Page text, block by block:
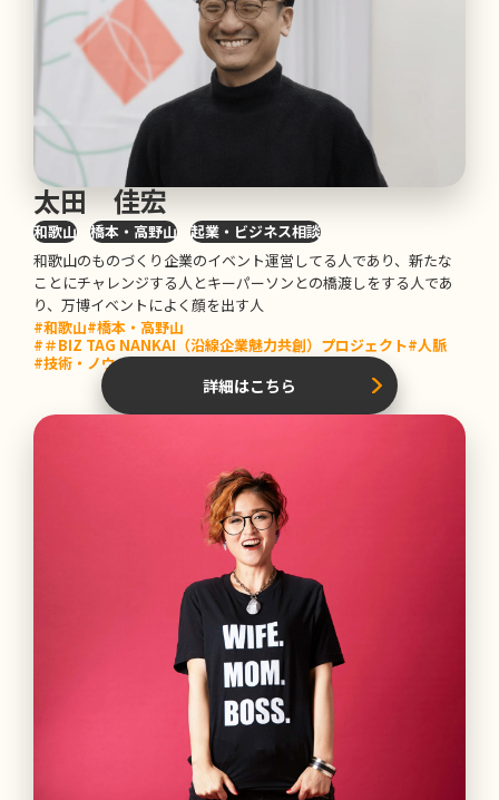
太田 佳宏
和歌山 橋本・高野山
起業・ビジネス相談
和歌山のものづくり企業のイベント運営してる人であり、新たな
ことにチャレンジする人とキーパーソンとの橋渡しをする人であ
り、万博イベントによく顔を出す人
#和歌山#橋本・高野山
#＃BIZ TAG NANKAI（沿線企業魅力共創）プロジェクト#人脈
#技術・ノウハウ
詳細はこちら